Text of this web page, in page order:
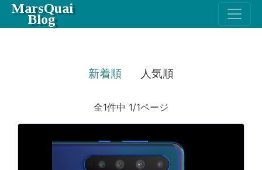
MarsQuai
Blog
新着順 人気順
全1件中 1/1ページ